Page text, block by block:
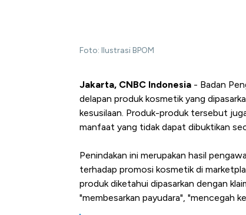
Foto: Ilustrasi BPOM
Jakarta, CNBC Indonesia - Badan
delapan produk kosmetik yang
kesusilaan. Produk-produk tersebut
manfaat yang tidak dapat dibuktikan
Penindakan ini merupakan hasil
terhadap promosi kosmetik di
produk diketahui dipasarkan dengan
"membesarkan payudara", "mencegah